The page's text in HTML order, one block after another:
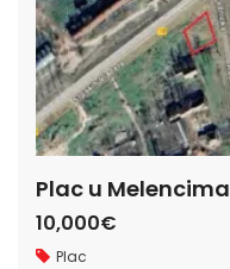
Plac u Melencima
10,000€
Plac